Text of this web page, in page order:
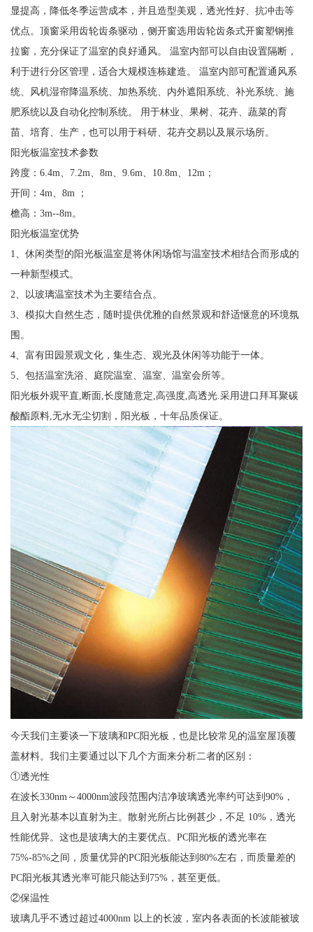
显提高，降低冬季运营成本，并且造型美观，透光性好、抗冲击等
优点。顶窗采用齿轮齿条驱动，侧开窗选用齿轮齿条式开窗塑钢推
拉窗，充分保证了温室的良好通风。 温室内部可以自由设置隔断，
利于进行分区管理，适合大规模连栋建造。 温室内部可配置通风系
统、风机湿帘降温系统、加热系统、内外遮阳系统、补光系统、施
肥系统以及自动化控制系统。 用于林业、果树、花卉、蔬菜的育
苗、培育、生产，也可以用于科研、花卉交易以及展示场所。
阳光板温室技术参数
跨度：6.4m、7.2m、8m、9.6m、10.8m、12m；
开间：4m、8m ；
檐高：3m--8m。
阳光板温室优势
1、休闲类型的阳光板温室是将休闲场馆与温室技术相结合而形成的
一种新型模式。
2、以玻璃温室技术为主要结合点。
3、模拟大自然生态，随时提供优雅的自然景观和舒适惬意的环境氛
围。
4、富有田园景观文化，集生态、观光及休闲等功能于一体。
5、包括温室洗浴、庭院温室、温室、温室会所等。
阳光板外观平直,断面,长度随意定,高强度,高透光.采用进口拜耳聚碳
酸酯原料,无水无尘切割，阳光板，十年品质保证。
今天我们主要谈一下玻璃和PC阳光板，也是比较常见的温室屋顶覆
盖材料。我们主要通过以下几个方面来分析二者的区别：
①透光性
在波长330nm～4000nm波段范围内洁净玻璃透光率约可达到90%，
且入射光基本以直射为主。散射光所占比例甚少，不足 10%，透光
性能优异。这也是玻璃大的主要优点。PC阳光板的透光率在
75%-85%之间，质量优异的PC阳光板能达到80%左右，而质量差的
PC阳光板其透光率可能只能达到75%，甚至更低。
②保温性
玻璃几乎不透过超过4000nm 以上的长波，室内各表面的长波能被玻